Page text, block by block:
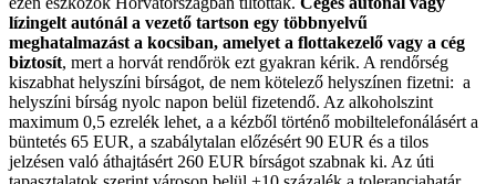
lízingelt autónál a vezető tartson egy többnyelvű
meghatalmazást a kocsiban, amelyet a flottakezelő vagy a cég
biztosít, mert a horvát rendőrök ezt gyakran kérik. A rendőrség
kiszabhat helyszíni bírságot, de nem kötelező helyszínen fizetni: a
helyszíni bírság nyolc napon belül fizetendő. Az alkoholszint
maximum 0,5 ezrelék lehet, a a kézből történő mobiltelefonálásért a
büntetés 65 EUR, a szabálytalan előzésért 90 EUR és a tilos
jelzésen való áthajtásért 260 EUR bírságot szabnak ki. Az úti